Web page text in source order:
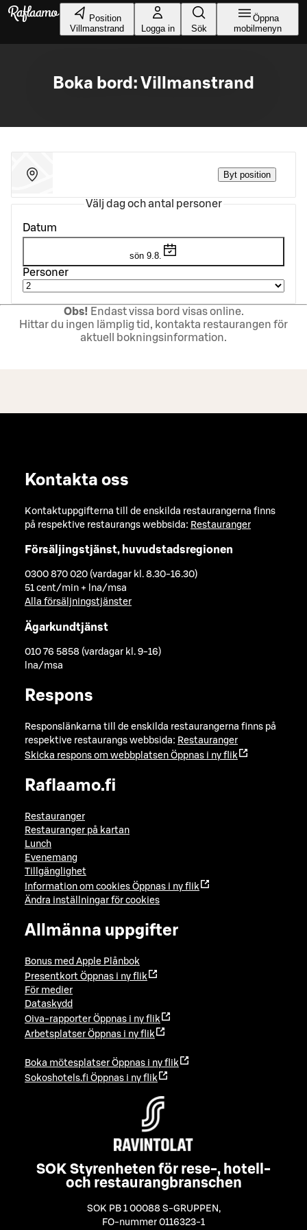
Gå till huvudinnehållet
Position
Villmanstrand
Logga in Sök
Öppna
mobilmenyn
Boka bord: Villmanstrand
Byt position
Välj dag och antal personer
Datum
sön 9.8.
Personer
Obs! Endast vissa bord visas online.
Hittar du ingen lämplig tid, kontakta restaurangen för
aktuell bokningsinformation.
Kontakta oss
Kontaktuppgifterna till de enskilda restaurangerna finns
på respektive restaurangs webbsida: Restauranger
Försäljingstjänst, huvudstadsregionen
0300 870 020 (vardagar kl. 8.30-16.30)
51 cent/min + lna/msa
Alla försäljningstjänster
Ägarkundtjänst
010 76 5858 (vardagar kl. 9-16)
lna/msa
Respons
Responslänkarna till de enskilda restaurangerna finns på
respektive restaurangs webbsida: Restauranger
Skicka respons om webbplatsen Öppnas i ny flik
Raflaamo.fi
Restauranger
Restauranger på kartan
Lunch
Evenemang
Tillgänglighet
Information om cookies Öppnas i ny flik
Ändra inställningar för cookies
Allmänna uppgifter
Bonus med Apple Plånbok
Presentkort Öppnas i ny flik
För medier
Dataskydd
Oiva-rapporter Öppnas i ny flik
Arbetsplatser Öppnas i ny flik
Boka mötesplatser Öppnas i ny flik
Sokoshotels.fi Öppnas i ny flik
SOK Styrenheten för rese-, hotell-
och restaurangbranschen
SOK PB 1 00088 S-GRUPPEN ,
FO-nummer 0116323-1